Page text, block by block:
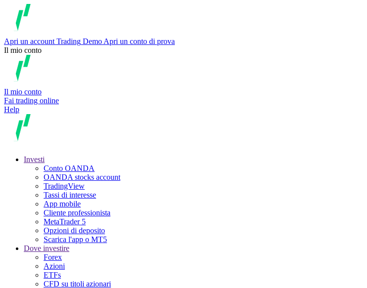
Apri un account Trading Demo Apri un conto di prova
Il mio conto
Il mio conto
Fai trading online
Help
Investi
Conto OANDA
OANDA stocks account
TradingView
Tassi di interesse
App mobile
Cliente professionista
MetaTrader 5
Opzioni di deposito
Scarica l'app o MT5
Dove investire
Forex
Azioni
ETFs
CFD su titoli azionari